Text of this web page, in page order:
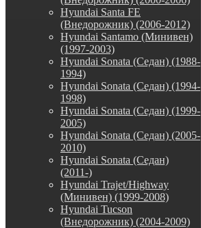
Hyundai Santa FE
(Внедорожник) (2006-2012)
Hyundai Santamo (Минивен)
(1997-2003)
Hyundai Sonata (Седан) (1988-
1994)
Hyundai Sonata (Седан) (1994-
1998)
Hyundai Sonata (Седан) (1999-
2005)
Hyundai Sonata (Седан) (2005-
2010)
Hyundai Sonata (Седан)
(2011-)
Hyundai Trajet/Highway
(Минивен) (1999-2008)
Hyundai Tucson
(Внедорожник) (2004-2009)